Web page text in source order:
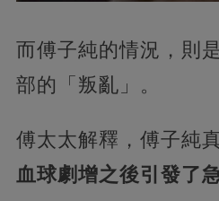
而傅子純的情況，則
部的「叛亂」。
傅太太解釋，傅子純
血球劇增之後引發了